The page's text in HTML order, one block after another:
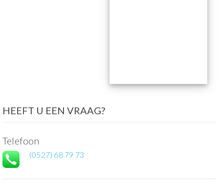
HEEFT U EEN VRAAG?
Telefoon
(0527) 68 79 73